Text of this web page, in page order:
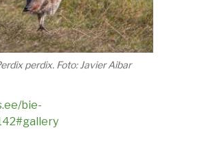
perdix. Foto: Javier Aibar
bie-